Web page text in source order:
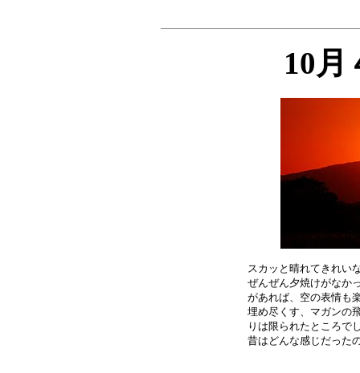
10月
スカッと晴れてきれい
ぜんぜん夕焼けがなか
があれば、空の表情も
埋め尽くす、マガンの
りは限られたところで